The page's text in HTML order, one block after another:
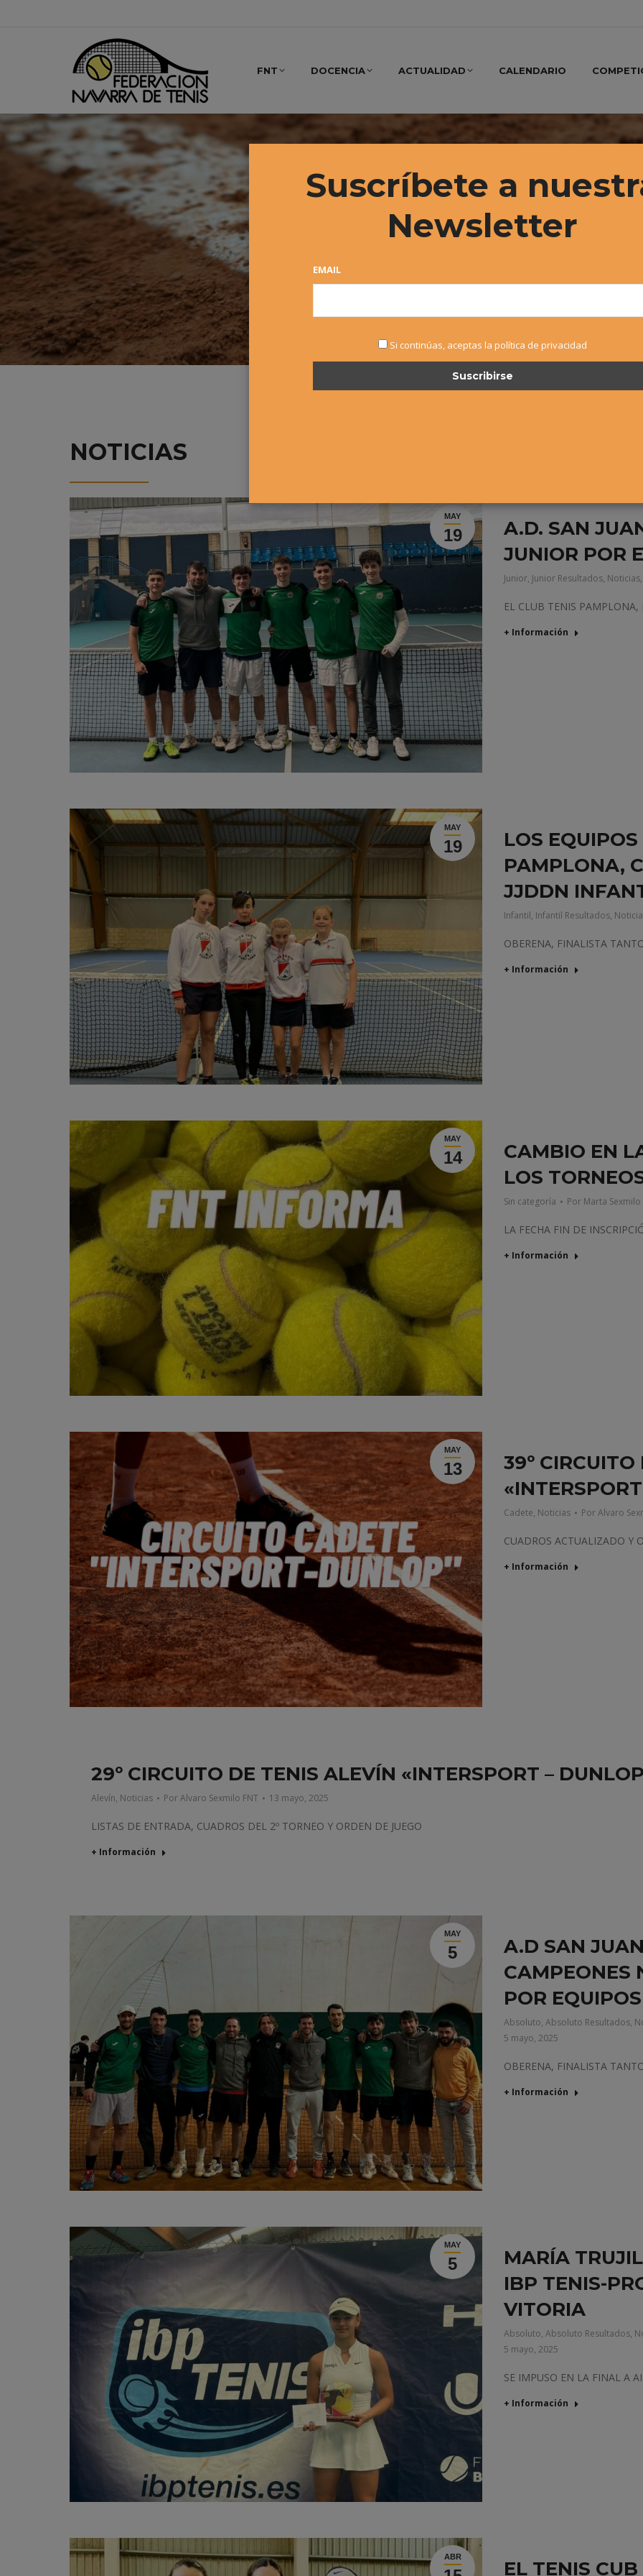
FNT DOCENCIA ACTUALIDAD CALENDARIO
NOTICIAS
MAY
19
A.D. SAN
JUNIOR POR
Junior, Junior Resultados, Noticias
EL CLUB TENIS PAMPLONA,
+ Información
MAY
19
LOS
PAMPLONA,
JJDDN
Infantil, Infantil Resultados,
OBERENA, FINALISTA
+ Información
MAY
14
CAMBIO EN
LOS
Sin categoría Por Marta Sexmilo
LA FECHA FIN DE
+ Información
MAY
13
39º
Cadete, Noticias PorAlvaro
CUADROS ACTUALIZADO Y
+ Información
29º CIRCUITO DE TENIS ALEVÍN «INTERSPORT –
Alevín, Noticias PorAlvaro Sexmilo FNT 13 mayo, 2025
LISTAS DE ENTRADA, CUADROS DEL 2º TORNEO Y ORDEN DE JUEGO
+ Información
MAY
5
A.D SAN
CAMPEONES
POR EQUIPOS
Absoluto, Absoluto Resultados,
5 mayo, 2025
OBERENA, FINALISTA
+ Información
MAY
5
MARÍA
IBP TENIS-
VITORIA
Absoluto, Absoluto Resultados,
5 mayo, 2025
SE IMPUSO EN LA FINAL A
+ Información
ABR
EL TENIS
Suscríbete a
Newsletter
EMAIL
Si continúas, aceptas la política de privacidad